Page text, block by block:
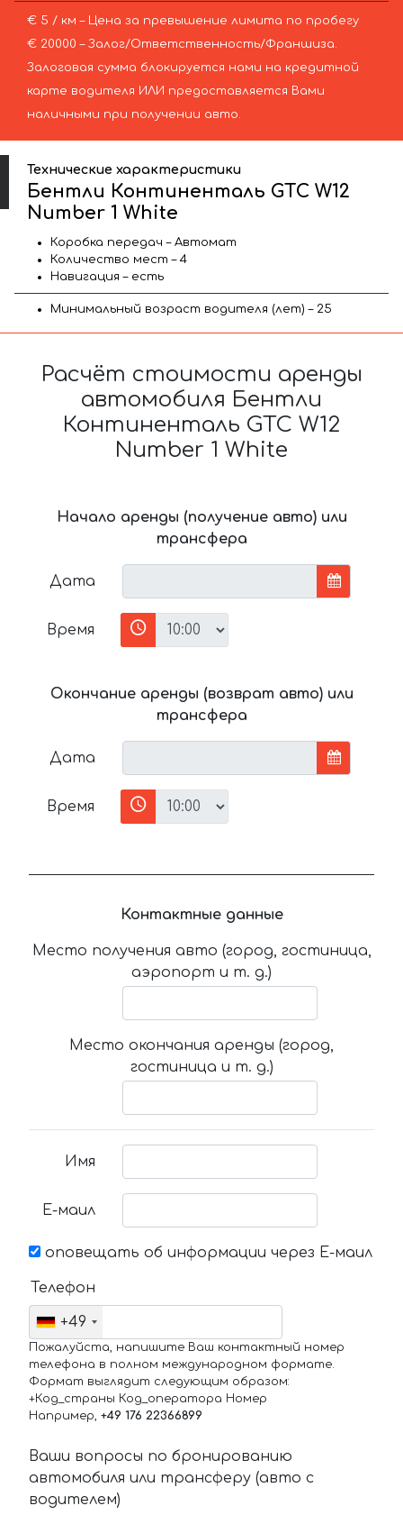
€ 5 / км – Цена за превышение лимита по пробегу
€ 20000 – Залог/Ответственность/Франшиза.
Залоговая сумма блокируется нами на кредитной
карте водителя ИЛИ предоставляется Вами
наличными при получении авто.
Технические характеристики
Бентли Континенталь GTC W12
Number 1 White
Коробка передач – Автомат
Количество мест – 4
Навигация – есть
Минимальный возраст водителя (лет) – 25
Расчёт стоимости аренды
автомобиля Бентли
Континенталь GTC W12
Number 1 White
Начало аренды (получение авто) или
трансфера
Дата
Время
Окончание аренды (возврат авто) или
трансфера
Дата
Время
Контактные данные
Место получения авто (город, гостиница,
аэропорт и т. д.)
Место окончания аренды (город,
гостиница и т. д.)
Имя
Е-маил
оповещать об информации через Е-маил
Телефон
+49
Пожалуйста, напишите Ваш контактный номер
телефона в полном международном формате.
Формат выглядит следующим образом:
+Код_страны Код_оператора Номер
Например, +49 176 22366899
Ваши вопросы по бронированию
автомобиля или трансферу (авто с
водителем)